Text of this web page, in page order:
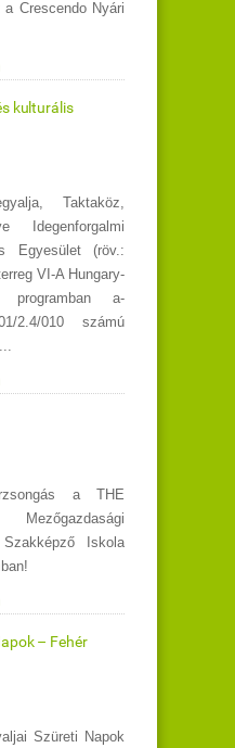
a Crescendo Nyári
kulturális
Taktaköz,
Idegenforgalmi
Egyesület (röv.:
VI-A Hungary-
a-
01/2.4/010 számú
a THE
Iskola
– Fehér
Szüreti Napok